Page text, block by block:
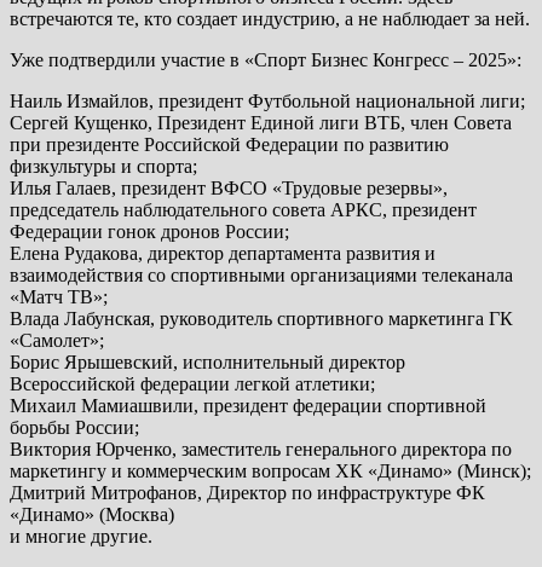
встречаются те, кто создает индустрию, а не наблюдает за ней.
Уже подтвердили участие в «Спорт Бизнес Конгресс – 2025»:
Наиль Измайлов, президент Футбольной национальной лиги;
Сергей Кущенко, Президент Единой лиги ВТБ, член Совета
при президенте Российской Федерации по развитию
физкультуры и спорта;
Илья Галаев, президент ВФСО «Трудовые резервы»,
председатель наблюдательного совета АРКС, президент
Федерации гонок дронов России;
Елена Рудакова, директор департамента развития и
взаимодействия со спортивными организациями телеканала
«Матч ТВ»;
Влада Лабунская, руководитель спортивного маркетинга ГК
«Самолет»;
Борис Ярышевский, исполнительный директор
Всероссийской федерации легкой атлетики;
Михаил Мамиашвили, президент федерации спортивной
борьбы России;
Виктория Юрченко, заместитель генерального директора по
маркетингу и коммерческим вопросам ХК «Динамо» (Минск);
Дмитрий Митрофанов, Директор по инфраструктуре ФК
«Динамо» (Москва)
и многие другие.